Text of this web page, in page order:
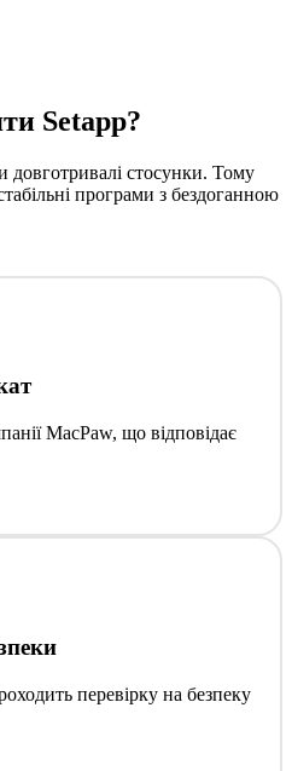
Setapp?
стосунки. Тому
програми з бездоганною
MacPaw, що відповідає
перевірку на безпеку